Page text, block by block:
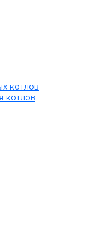
котлов
котлов